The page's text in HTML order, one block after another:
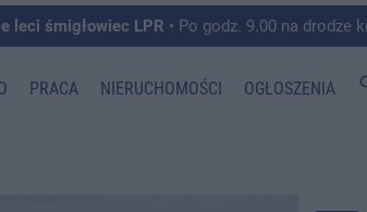
leci śmigłowiec LPR • Po godz. 9.00 na drodze krajowej pomiędzy
PRACA NIERUCHOMOŚCI OGŁOSZENIA